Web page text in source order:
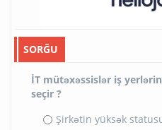
SORĞU
İT mütəxəssislər iş
seçir ?
Şirkətin yüksək